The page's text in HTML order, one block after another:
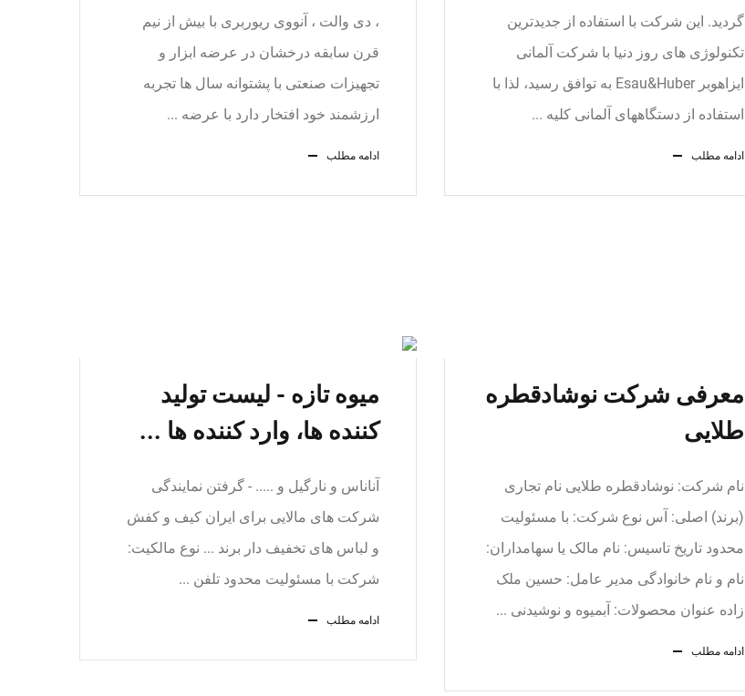
گردید. این شرکت با استفاده از جدیدترین
تکنولوژی های روز دنیا با شرکت آلمانی
ایزاهوبر Esau&Huber به توافق رسید، لذا با
استفاده از دستگاههای آلمانی کلیه ...
ادامه مطلب
، دی والت ، آنووی ریوربری با بیش از نیم
قرن سابقه درخشان در عرضه ابزار و
تجهیزات صنعتی با پشتوانه سال ها تجربه
ارزشمند خود افتخار دارد با عرضه ...
ادامه مطلب
معرفی شرکت نوشادقطره
طلایی
نام شرکت: نوشادقطره طلایی نام تجاری
(برند) اصلی: آس نوع شرکت: با مسئولیت
محدود تاریخ تاسیس: نام مالک یا سهامداران:
نام و نام خانوادگی مدیر عامل: حسین ملک
زاده عنوان محصولات: آبمیوه و نوشیدنی ...
ادامه مطلب
میوه تازه - لیست تولید
کننده ها، وارد کننده ها ...
آناناس و نارگیل و ..... - گرفتن نمایندگی
شرکت های مالایی برای ایران کیف و کفش
و لباس های تخفیف دار برند ... نوع مالکیت:
شرکت با مسئولیت محدود تلفن ...
ادامه مطلب